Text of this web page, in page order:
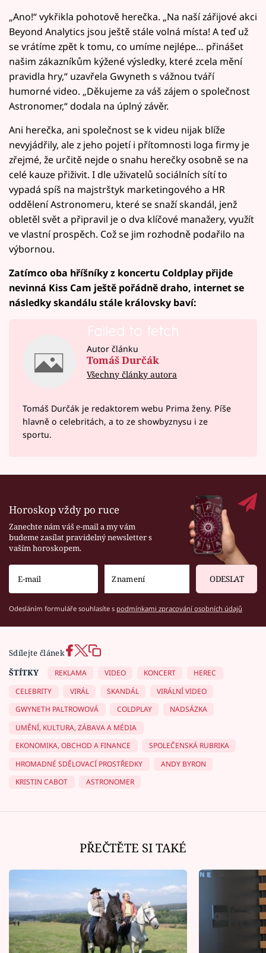
„Ano!“ vykřikla pohotově herečka. „Na naší zářijové akci
Beyond Analytics jsou ještě stále volná místa! A teď už
se vrátíme zpět k tomu, co umíme nejlépe… přinášet
našim zákazníkům kýžené výsledky, které zcela mění
pravidla hry,“ uzavřela Gwyneth s vážnou tváří
humorné video. „Děkujeme za váš zájem o společnost
Astronomer,“ dodala na úplný závěr.
Ani herečka, ani společnost se k videu nijak blíže
nevyjádřily, ale z jeho pojetí i přítomnosti loga firmy je
zřejmé, že určitě nejde o snahu herečky osobně se na
celé kauze přiživit. I dle uživatelů sociálních sítí to
vypadá spíš na majstrštyk marketingového a HR
oddělení Astronomeru, které se snaží skandál, jenž
obletěl svět a připravil je o dva klíčové manažery, využít
ve vlastní prospěch. Což se jim rozhodně podařilo na
výbornou.
Zatímco oba hříšníky z koncertu Coldplay přijde
nevinná Kiss Cam ještě pořádně draho, internet se
následky skandálu stále královsky baví:
Failed to fetch
Autor článku
Tomáš Durčák
Všechny články autora
Tomáš Durčák je redaktorem webu Prima ženy. Píše
hlavně o celebritách, a to ze showbyznysu i ze
sportu.
Horoskop vždy po ruce
Zanechte nám váš e-mail a my vám
budeme zasílat pravidelný newsletter s
vaším horoskopem.
ODESLAT
Odesláním formuláře souhlasíte s podmínkami zpracování osobních údajů
Sdílejte článek
ŠTÍTKY
REKLAMA VIDEO KONCERT
HEREC
CELEBRITY
VIRÁL SKANDÁL
VIRÁLNÍ VIDEO
GWYNETH PALTROWOVÁ
COLDPLAY
NADSÁZKA
UMĚNÍ, KULTURA, ZÁBAVA A MÉDIA
EKONOMIKA, OBCHOD A FINANCE
SPOLEČENSKÁ RUBRIKA
HROMADNÉ SDĚLOVACÍ PROSTŘEDKY
ANDY BYRON
KRISTIN CABOT
ASTRONOMER
PŘEČTĚTE SI TAKÉ